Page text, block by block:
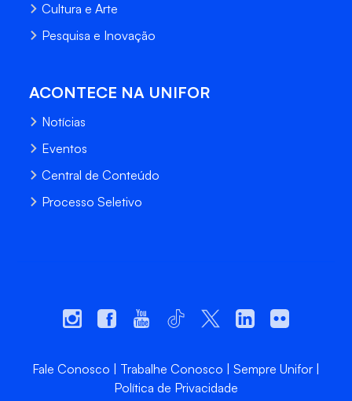
Cultura e Arte
Pesquisa e Inovação
ACONTECE NA UNIFOR
Notícias
Eventos
Central de Conteúdo
Processo Seletivo
Fale Conosco Trabalhe Conosco
Sempre Unifor
Política de Privacidade